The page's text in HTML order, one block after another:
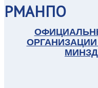
РМАНПО